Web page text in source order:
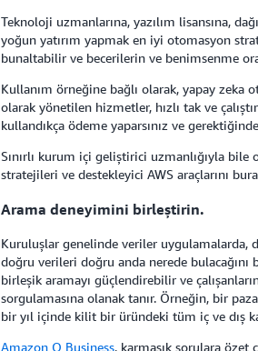
Teknoloji uzmanlarına, yazılım lisansına,
yoğun yatırım yapmak en iyi otomasyon
bunaltabilir ve becerilerin ve benimsenme
Kullanım örneğine bağlı olarak, yapay zeka
olarak yönetilen hizmetler, hızlı tak ve
kullandıkça ödeme yaparsınız ve
Sınırlı kurum içi geliştirici uzmanlığıyla
stratejileri ve destekleyici AWS araçlarını
Arama deneyimini birleştirin.
Kuruluşlar genelinde veriler uygulamalarda,
doğru verileri doğru anda nerede bulacağını
birleşik aramayı güçlendirebilir ve
sorgulamasına olanak tanır. Örneğin, bir
bir yıl içinde kilit bir üründeki tüm iç ve dış
Amazon Q Business, karmaşık sorulara özet